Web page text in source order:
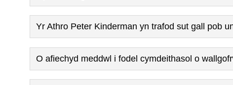
Yr Athro Peter Kinderman yn trafod sut gall pob
O afiechyd meddwl i fodel cymdeithasol o